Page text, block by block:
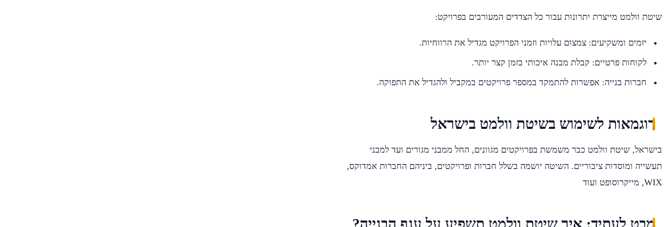
שיטת וולמט מייצרת יתרונות עבור כל הצדדים המעורבים בפרויקט:
יזמים ומשקיעים: צמצום עלויות וזמני הפרויקט מגדיל את הרווחיות.
לקוחות פרטיים: קבלת מבנה איכותי בזמן קצר יותר.
חברות בנייה: אפשרות להתמקד במספר פרויקטים במקביל ולהגדיל את התפוקה.
דוגמאות לשימוש בשיטת וולמט בישראל
בישראל, שיטת וולמט כבר משמשת בפרויקטים מגוונים, החל ממבני מגורים ועד למבני
תעשייה ומוסדות ציבוריים. השיטה יושמה בשלל חברות ופרויקטים, ביניהם החברות אמדוקס,
WIX, מייקרוסופט ועוד